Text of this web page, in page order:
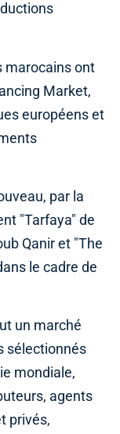
marocains ont
Market,
européens et
par la
"Tarfaya" de
Qanir et "The
le cadre de
un marché
sélectionnés
mondiale,
agents
privés,